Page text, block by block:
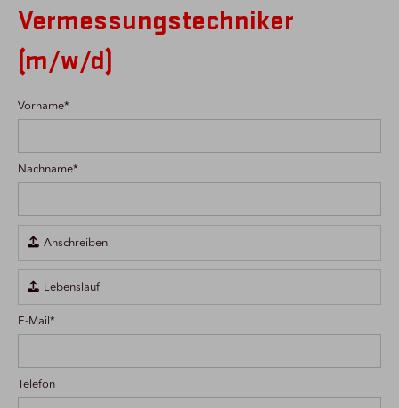
Vermessungstechniker
(m/w/d)
Vorname*
Nachname*
 Anschreiben
 Lebenslauf
E-Mail*
Telefon